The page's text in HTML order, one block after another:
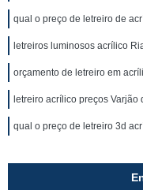
qual o preço de letreiro de
letreiros luminosos acrílico
orçamento de letreiro em
letreiro acrílico preços Varjão
qual o preço de letreiro 3d